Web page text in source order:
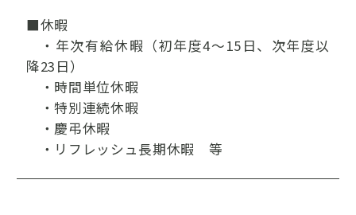
■休暇
・年次有給休暇（初年度4～15日、次年度以
降23日）
・時間単位休暇
・特別連続休暇
・慶弔休暇
・リフレッシュ長期休暇 等